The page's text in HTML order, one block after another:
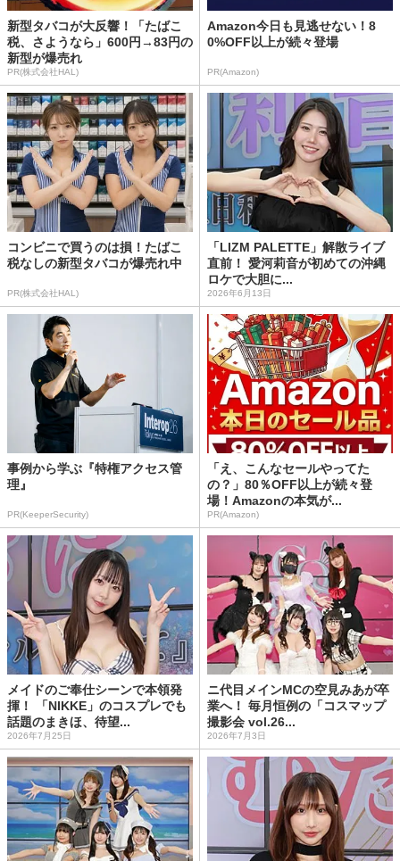
新型タバコが大反響！「たばこ
税、さようなら」600円→83円の
新型が爆売れ
PR(株式会社HAL)
Amazon今日も見逃せない！8
0%OFF以上が続々登場
PR(Amazon)
コンビニで買うのは損！たばこ
税なしの新型タバコが爆売れ中
PR(株式会社HAL)
「LIZM PALETTE」解散ライブ
直前！ 愛河莉音が初めての沖縄
ロケで大胆に...
2026年6月13日
事例から学ぶ『特権アクセス管
理』
PR(KeeperSecurity)
「え、こんなセールやってた
の？」80％OFF以上が続々登
場！Amazonの本気が...
PR(Amazon)
メイドのご奉仕シーンで本領発
揮！ 「NIKKE」のコスプレでも
話題のまきほ、待望...
2026年7月25日
ニ代目メインMCの空見みあが卒
業へ！ 毎月恒例の「コスマップ
撮影会 vol.26...
2026年7月3日